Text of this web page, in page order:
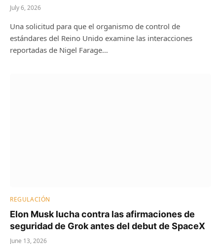
July 6, 2026
Una solicitud para que el organismo de control de
estándares del Reino Unido examine las interacciones
reportadas de Nigel Farage…
REGULACIÓN
Elon Musk lucha contra las afirmaciones de
seguridad de Grok antes del debut de SpaceX
June 13, 2026